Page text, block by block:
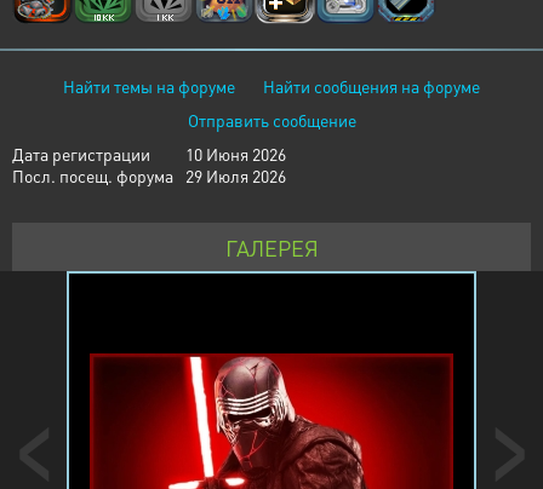
Найти темы на форуме
Найти сообщения на форуме
Отправить сообщение
Дата регистрации
10 Июня 2026
Посл. посещ. форума
29 Июля 2026
ГАЛЕРЕЯ